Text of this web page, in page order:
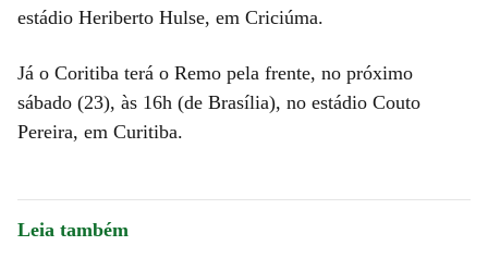
estádio Heriberto Hulse, em Criciúma.
Já o Coritiba terá o Remo pela frente, no próximo
sábado (23), às 16h (de Brasília), no estádio Couto
Pereira, em Curitiba.
Leia também